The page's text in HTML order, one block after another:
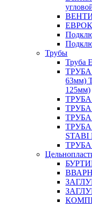
Трубы
Труба
ТРУБА
63мм)
125мм)
ТРУБА
ТРУБА
ТРУБА
ТРУБА
STABI